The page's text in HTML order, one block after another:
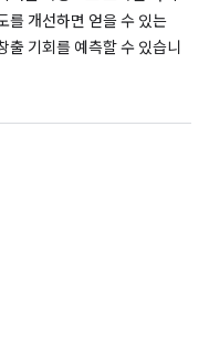
를 개선하면 얻을 수 있는
출 기회를 예측할 수 있습니